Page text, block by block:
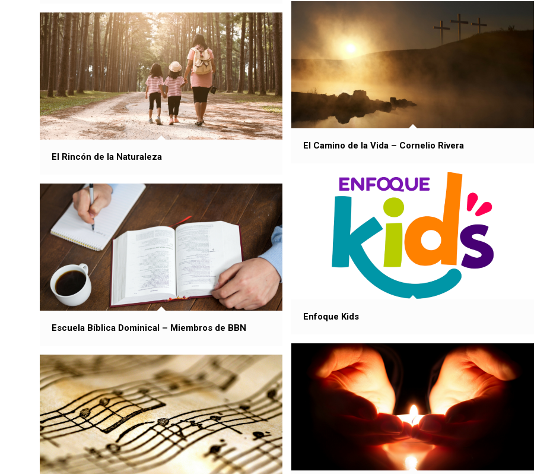
El Camino de la Vida – Cornelio Rivera
El Rincón de la Naturaleza
Enfoque Kids
Escuela Bíblica Dominical – Miembros de BBN